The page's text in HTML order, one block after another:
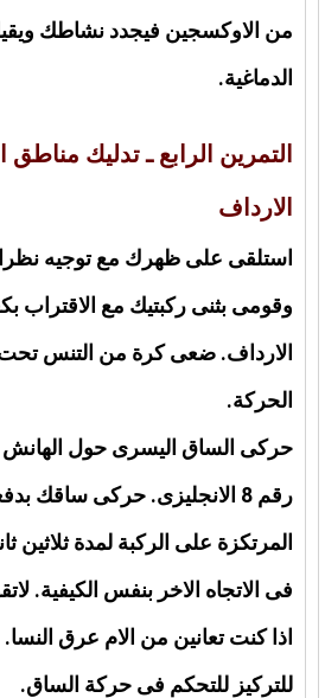
من الاوكسجين فيجدد نشاطك
الدماغية.
التمرين الرابع ـ تدليك
الارداف
استلقى على ظهرك مع توجيه
وقومى بثنى ركبتيك مع الاقتراب
الارداف. ضعى كرة من التنس تحت
الحركة.
حركى الساق اليسرى حول
رقم 8 الانجليزى. حركى ساقك
المرتكزة على الركبة لمدة ثلاثين
فى الاتجاه الاخر بنفس الكيفية.
اذا كنت تعانين من الام عرق النسا.
للتركيز للتحكم فى حركة الساق.